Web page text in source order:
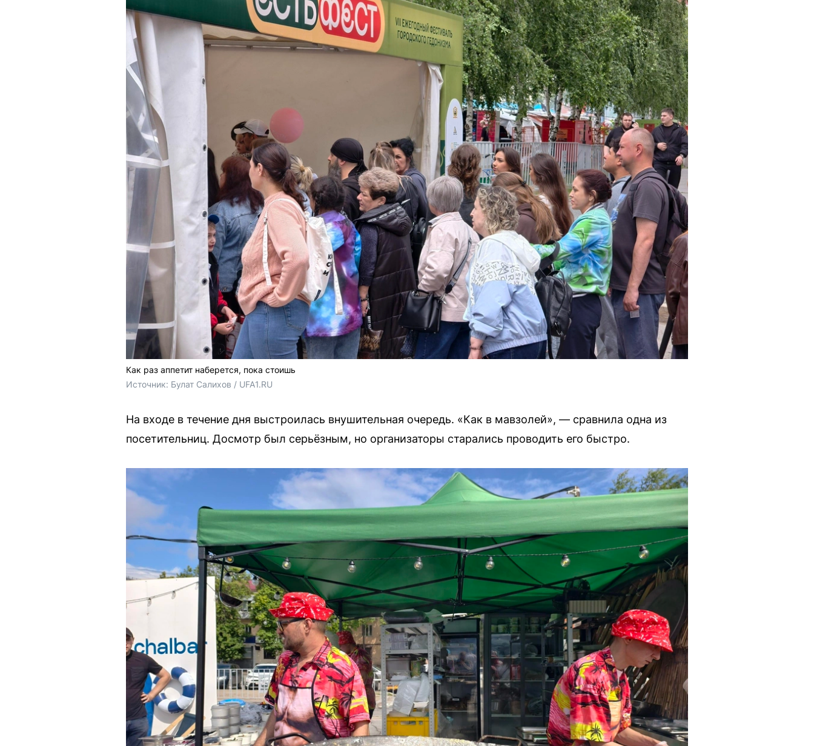
Как раз аппетит наберется, пока стоишь
Источник: Булат Салихов / UFA1.RU
На входе в течение дня выстроилась внушительная очередь. «Как в мавзолей», — сравнила одна из
посетительниц. Досмотр был серьёзным, но организаторы старались проводить его быстро.